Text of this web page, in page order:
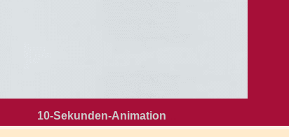
10-Sekunden-Animation